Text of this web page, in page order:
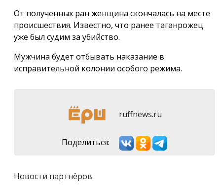
От полученных ран женщина скончалась на месте
происшествия. Известно, что ранее таганрожец
уже был судим за убийство.
Мужчина будет отбывать наказание в
исправительной колонии особого режима.
ruffnews.ru
Поделиться:
Новости партнёров